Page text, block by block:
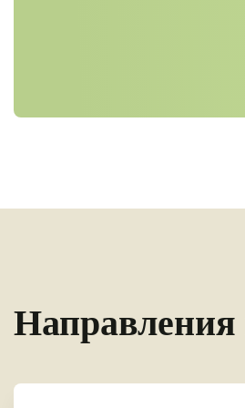
Направления